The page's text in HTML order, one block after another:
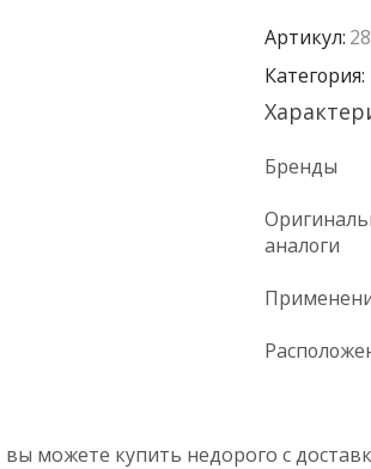
Beko
Артикул:
Категория:
Бренды
аналоги
можете купить недорого с